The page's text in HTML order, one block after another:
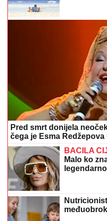
Pred smrt donijela
čega je Esma
BACILA
Malo ko